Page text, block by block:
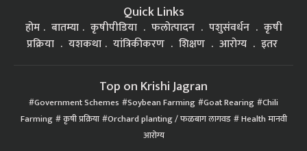
Quick Links
होम बातम्या कृषीपीडिया फलोत्पादन पशुसंवर्धन
कृषी
प्रक्रिया
यशकथा यांत्रिकीकरण शिक्षण आरोग्य इतर
Top on Krishi Jagran
Government Schemes Soybean Farming Goat Rearing Chili
Farming कृषी प्रक्रिया Orchard planting / फळबाग लागवड Health मानवी
आरोग्य